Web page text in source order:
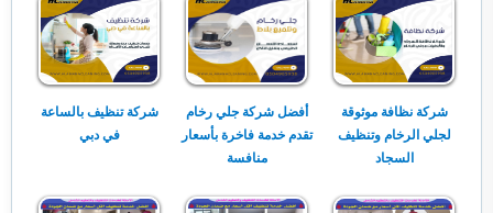
شركة نظافة موثوقة
لجلي الرخام وتنظيف
السجاد
أفضل شركة جلي رخام
تقدم خدمة فاخرة بأسعار
منافسة
شركة تنظيف بالساعة
في دبي